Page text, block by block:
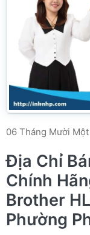
06 Tháng Mười
Địa Chỉ
Chính
Brother
Phường